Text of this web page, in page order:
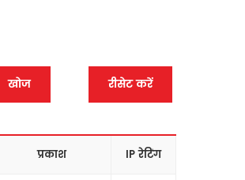
खोज रीसेट करें
प्रकाश IP रेटिंग